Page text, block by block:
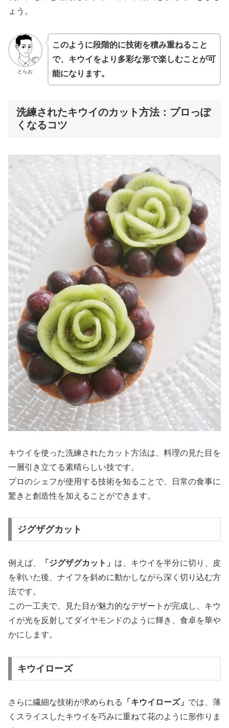
ょう。
とらお
このように段階的に技術を積み重ねること
で、キウイをより多彩な形で楽しむことが可
能になります。
洗練されたキウイのカット方法：プロっぽ
くなるコツ
キウイを使った洗練されたカット方法は、料理の見た目を
一層引き立てる素晴らしい技です。
プロのシェフが使用する技術を知ることで、日常の食事に
驚きと創造性を加えることができます。
ジグザグカット
例えば、 「ジグザグカット」 は、キウイを半分に切り、皮
を剥いた後、ナイフを斜めに動かしながら深く切り込む方
法です。
この一工夫で、見た目が魅力的なデザートが完成し、キウ
イが光を反射してダイヤモンドのように輝き、食卓を華や
かにします。
キウイローズ
さらに繊細な技術が求められる 「キウイローズ」 では、薄
くスライスしたキウイを巧みに重ねて花のように形作りま